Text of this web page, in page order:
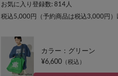
お気に入り登録数: 814 人
税込5,000円（予約商品は税込3,000円）
カラー：グリーン
¥6,600 （税込）